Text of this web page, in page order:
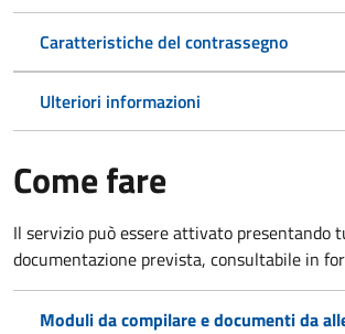
Caratteristiche del contrassegno
Ulteriori informazioni
Come fare
Il servizio può essere attivato presentando
documentazione prevista, consultabile in
Moduli da compilare e documenti da